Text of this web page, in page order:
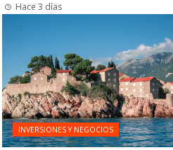
Hace 3 días
INVERSIONES Y NEGOCIOS